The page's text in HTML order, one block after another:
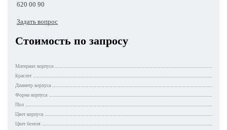
620 00 90
Задать вопрос
Стоимость по запросу
Материал корпуса
Браслет
Диаметр корпуса
Форма корпуса
Пол
Цвет корпуса
Цвет безеля